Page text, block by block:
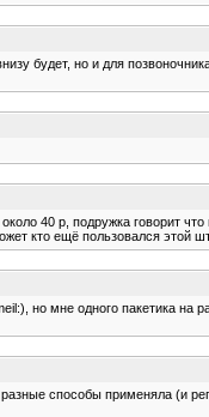
будет, но и для
40 р, подружка говорит
кто ещё пользовался этой
но мне одного пакетика
способы применяла (и